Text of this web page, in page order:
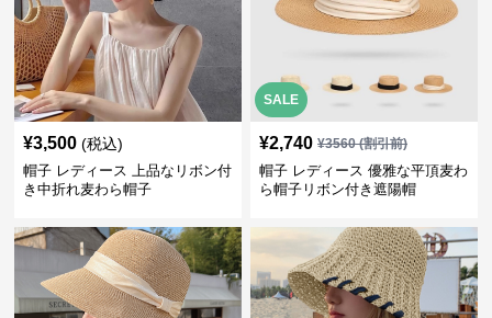
¥3,500 (税込)
帽子 レディース 上品なリボン付
き中折れ麦わら帽子
SALE
¥2,740 ¥3560(割引前)
帽子 レディース 優雅な平頂麦わ
ら帽子リボン付き遮陽帽